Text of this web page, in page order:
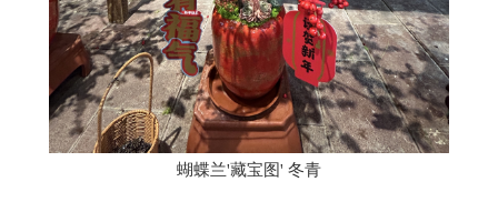
蝴蝶兰'藏宝图' 冬青